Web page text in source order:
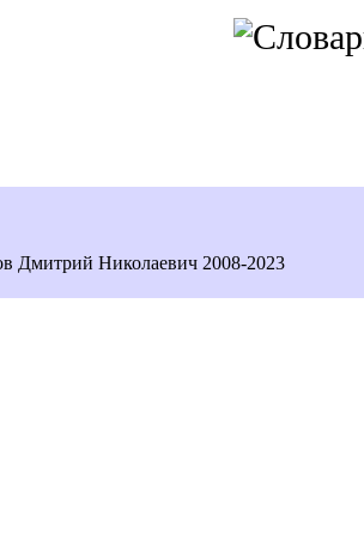
Дмитрий Николаевич 2008-2023